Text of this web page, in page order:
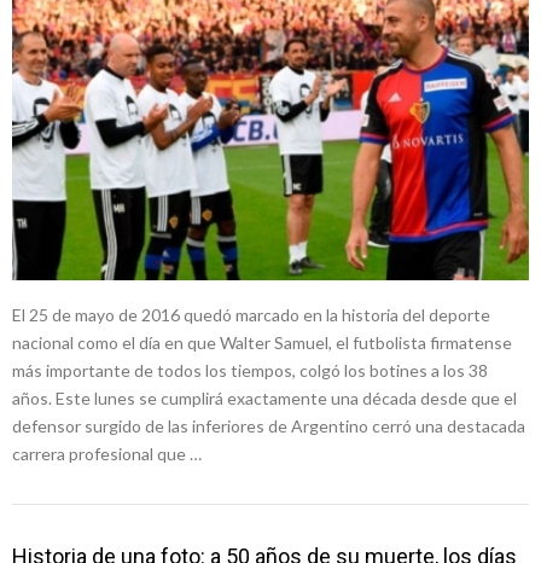
El 25 de mayo de 2016 quedó marcado en la historia del deporte
nacional como el día en que Walter Samuel, el futbolista firmatense
más importante de todos los tiempos, colgó los botines a los 38
años. Este lunes se cumplirá exactamente una década desde que el
defensor surgido de las inferiores de Argentino cerró una destacada
carrera profesional que …
Historia de una foto: a 50 años de su muerte, los días